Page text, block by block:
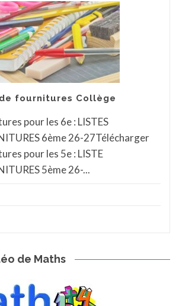
fournitures Collège
pour les 6e : LISTES
6ème 26-27Télécharger
pour les 5e : LISTE
5ème 26-...
de Maths